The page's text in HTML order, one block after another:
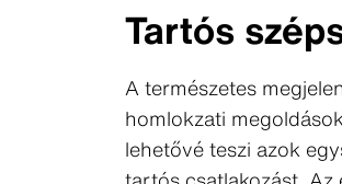
Tartós
A természetes
homlokzati
lehetővé teszi azok